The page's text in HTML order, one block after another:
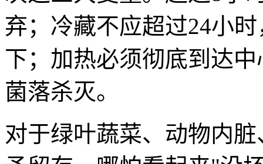
弃；冷藏不应超过24小
下；加热必须彻底到达
菌落杀灭。
对于绿叶蔬菜、动物内